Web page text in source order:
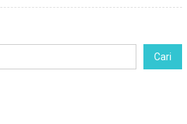
Cari